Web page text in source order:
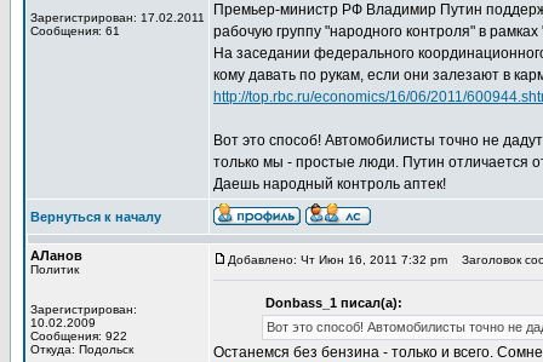
Зарегистрирован: 17.02.2011
Сообщения: 61
Премьер-министр РФ Владимир Путин
рабочую группу "народного контроля" в
На заседании федерального
кому давать по рукам, если они залезают в
http://top.rbc.ru/economics/16/06/2011/
Вот это способ! Автомобилисты точно не
только мы - простые люди. Путин отличается
Даешь народный контроль аптек!
Вернуться к началу
АЛанов
Политик
Зарегистрирован:
10.02.2009
Сообщения: 922
Откуда: Подольск
Добавлено: Чт Июн 16, 2011 7:32 pm Заголовок
Donbass_1 писал(а):
Вот это способ! Автомобилисты точно не
Останемся без бензина - только и всего.